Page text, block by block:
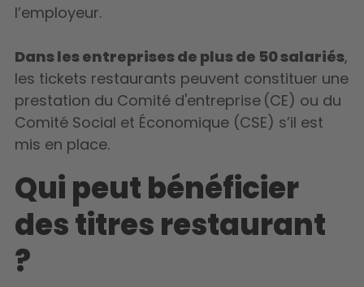
l’employeur.
Dans les entreprises de plus de 50 salariés,
les tickets restaurants peuvent constituer une
prestation du Comité d'entreprise (CE) ou du
Comité Social et Économique (CSE) s’il est
mis en place.
Qui peut bénéficier
des titres restaurant
?